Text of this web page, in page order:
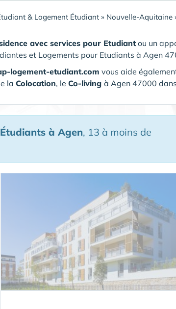
& Logement Étudiant » Nouvelle-Aquitaine
avec services pour Etudiant ou un
et Logements pour Etudiants à Agen
logement-etudiant.com vous aide
la Colocation, le Co-living à Agen 47000
à Agen, 13 à moins de